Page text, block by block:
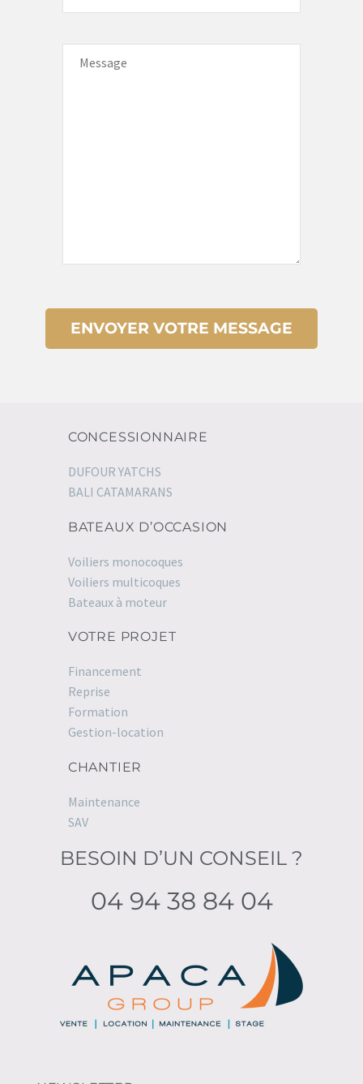
CONCESSIONNAIRE
DUFOUR YATCHS
BALI CATAMARANS
BATEAUX D’OCCASION
Voiliers monocoques
Voiliers multicoques
Bateaux à moteur
VOTRE PROJET
Financement
Reprise
Formation
Gestion-location
CHANTIER
Maintenance
SAV
BESOIN D’UN CONSEIL ?
04 94 38 84 04